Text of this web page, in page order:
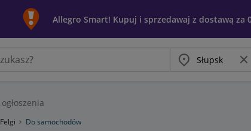
Allegro Smart! Kupuj i sprzedawaj z dostawą za 0
Miasto
ogłoszenia
Felgi Do samochodów